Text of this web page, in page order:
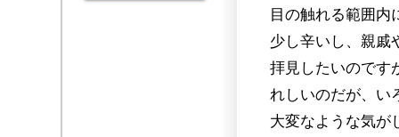
目の触れる範囲内
少し辛いし、親戚
拝見したいのです
れしいのだが、い
大変なような気が